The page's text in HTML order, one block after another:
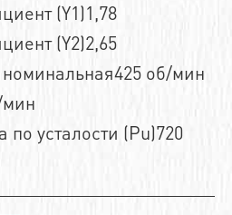
(Y1)1,78
(Y2)2,65
об/мин
мин
по усталости (Pu)720